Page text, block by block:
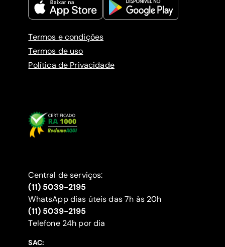
Termos e condições
Termos de uso
Política de Privacidade
Central de serviços:
(11) 5039-2195
WhatsApp dias úteis das 7h às 20h
(11) 5039-2195
‍Telefone 24h por dia
SAC: